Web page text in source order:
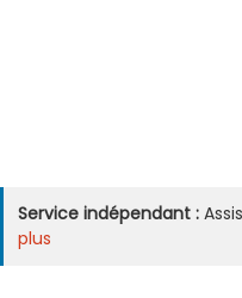
Service indépendant :
plus